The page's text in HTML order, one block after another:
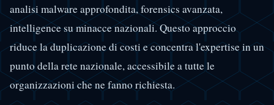
analisi malware approfondita, forensics avanzata,
intelligence su minacce nazionali. Questo approccio
riduce la duplicazione di costi e concentra l'expertise in un
punto della rete nazionale, accessibile a tutte le
organizzazioni che ne fanno richiesta.